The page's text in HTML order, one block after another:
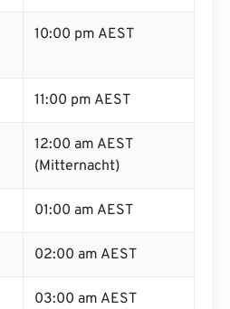
10:00 pm AEST
11:00 pm AEST
12:00 am AEST
(Mitternacht)
01:00 am AEST
02:00 am AEST
03:00 am AEST